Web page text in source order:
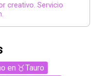
creativo. Servicio
en
Tauro